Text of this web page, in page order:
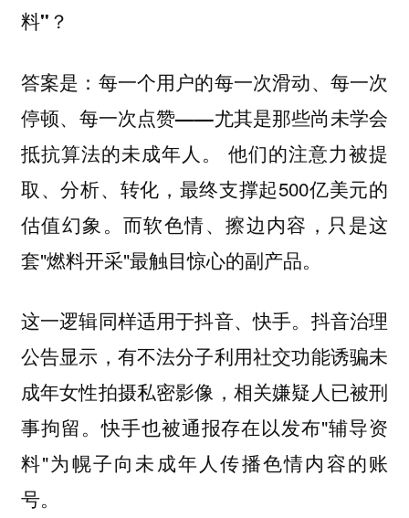
料"？
答案是：每一个用户的每一次滑动、每一次
停顿、每一次点赞——尤其是那些尚未学会
抵抗算法的未成年人。
他们的注意力被提
取、分析、转化，最终支撑起500亿美元的
估值幻象。而软色情、擦边内容，只是这
套"燃料开采"最触目惊心的副产品。
这一逻辑同样适用于抖音、快手。抖音治理
公告显示，有不法分子利用社交功能诱骗未
成年女性拍摄私密影像，相关嫌疑人已被刑
事拘留。快手也被通报存在以发布"辅导资
料"为幌子向未成年人传播色情内容的账
号。